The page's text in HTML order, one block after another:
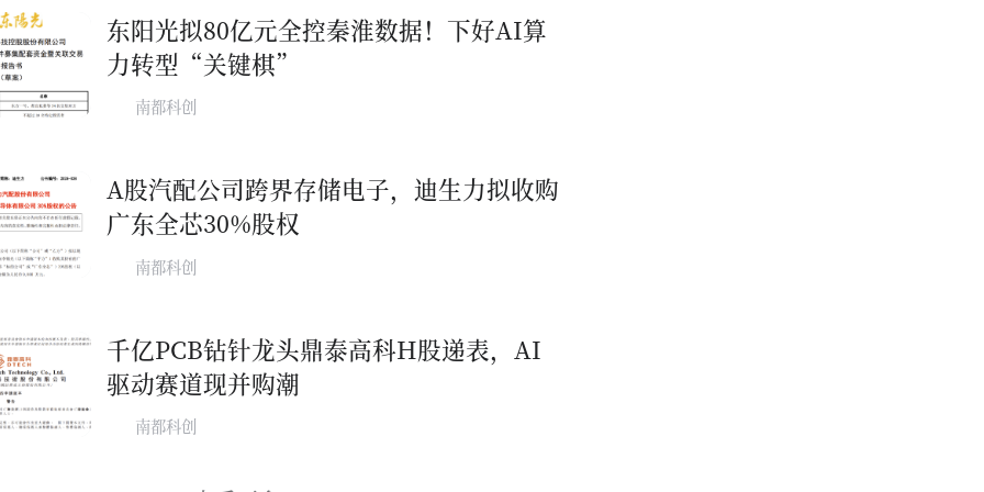
东阳光拟80亿元全控秦淮数据！下好AI算
力转型“关键棋”
南都科创
A股汽配公司跨界存储电子，迪生力拟收购
广东全芯30%股权
南都科创
千亿PCB钻针龙头鼎泰高科H股递表，AI
驱动赛道现并购潮
南都科创